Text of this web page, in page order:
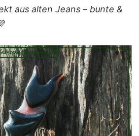
aus alten Jeans – bunte &